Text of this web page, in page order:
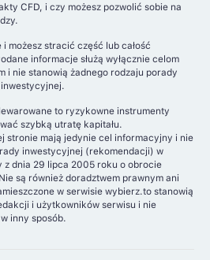
CFD, i czy możesz pozwolić sobie na
możesz stracić część lub całość
informacje służą wyłącznie celom
i nie stanowią żadnego rodzaju porady
to ryzykowne instrumenty
szybką utratę kapitału.
stronie mają jedynie cel informacyjny i nie
inwestycyjnej (rekomendacji) w
z dnia 29 lipca 2005 roku o obrocie
są również doradztwem prawnym ani
w serwisie wybierz.to stanowią
i użytkowników serwisu i nie
inny sposób.